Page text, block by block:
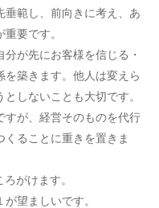
垂範し、前向きに考え、あ
要です。
が先にお客様を信じる・
築きます。他人は変えら
しないことも大切です。
すが、経営そのものを代行
ることに重きを置きま
がけます。
望ましいです。